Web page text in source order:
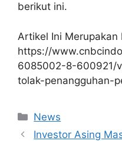
berikut ini.
Artikel Ini Merupakan
https://
6085002-8-600921/
tolak-penangguhan-
Kategori
News
Investor Asing